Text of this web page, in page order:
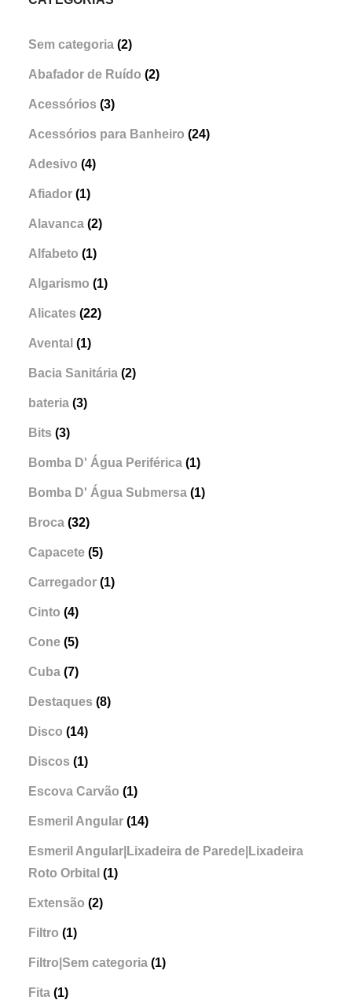
Sem categoria (2)
Abafador de Ruído (2)
Acessórios (3)
Acessórios para Banheiro (24)
Adesivo (4)
Afiador (1)
Alavanca (2)
Alfabeto (1)
Algarismo (1)
Alicates (22)
Avental (1)
Bacia Sanitária (2)
bateria (3)
Bits (3)
Bomba D' Água Periférica (1)
Bomba D' Água Submersa (1)
Broca (32)
Capacete (5)
Carregador (1)
Cinto (4)
Cone (5)
Cuba (7)
Destaques (8)
Disco (14)
Discos (1)
Escova Carvão (1)
Esmeril Angular (14)
Esmeril Angular|Lixadeira de Parede|Lixadeira
Roto Orbital (1)
Extensão (2)
Filtro (1)
Filtro|Sem categoria (1)
Fita (1)